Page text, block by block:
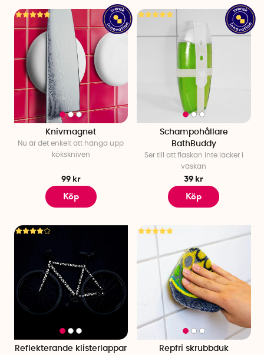
Knivmagnet
Nu är det enkelt att hänga upp
kökskniven
99 kr
Köp
Schampohållare
BathBuddy
Ser till att flaskan inte läcker i
väskan
39 kr
Köp
Reflekterande klisterlappar Repfri skrubbduk